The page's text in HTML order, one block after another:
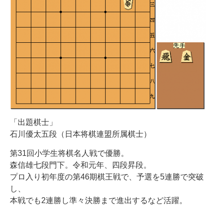
「出題棋士」
石川優太五段（日本将棋連盟所属棋士）
第31回小学生将棋名人戦で優勝。
森信雄七段門下。令和元年、四段昇段。
プロ入り初年度の第46期棋王戦で、予選を5連勝で突破
し、
本戦でも2連勝し準々決勝まで進出するなど活躍。